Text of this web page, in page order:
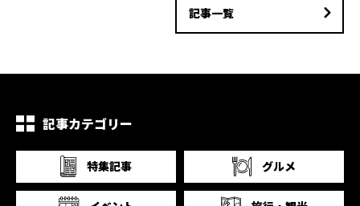
記事一覧
記事カテゴリー
特集記事 グルメ